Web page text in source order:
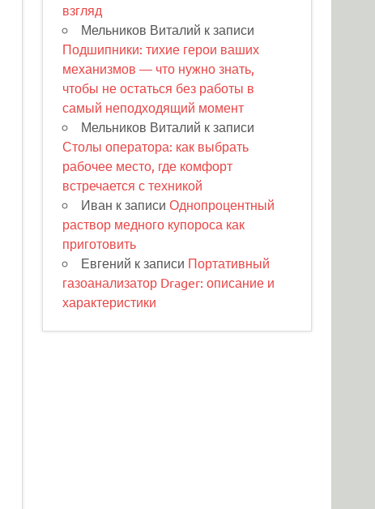
взгляд
Мельников Виталий к записи
Подшипники: тихие герои ваших
механизмов — что нужно знать,
чтобы не остаться без работы в
самый неподходящий момент
Мельников Виталий к записи
Столы оператора: как выбрать
рабочее место, где комфорт
встречается с техникой
Иван к записиОднопроцентный
раствор медного купороса как
приготовить
Евгений к записи Портативный
газоанализатор Drager: описание и
характеристики